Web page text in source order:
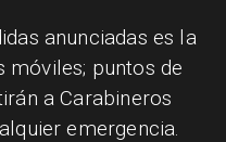
anunciadas es la
móviles; puntos de
a Carabineros
emergencia.